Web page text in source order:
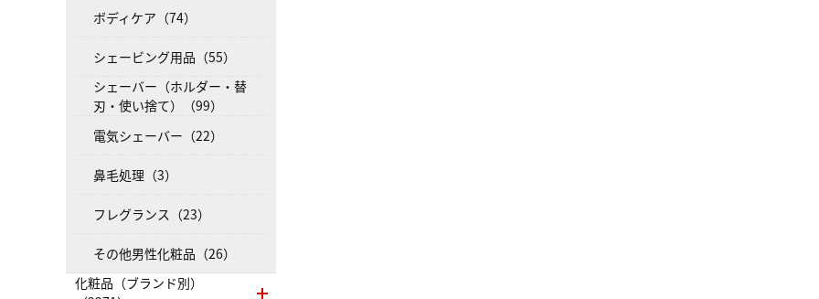
ボディケア（74）
シェービング用品（55）
シェーバー（ホルダー・替
刃・使い捨て）（99）
電気シェーバー（22）
鼻毛処理（3）
フレグランス（23）
その他男性化粧品（26）
化粧品（ブランド別）